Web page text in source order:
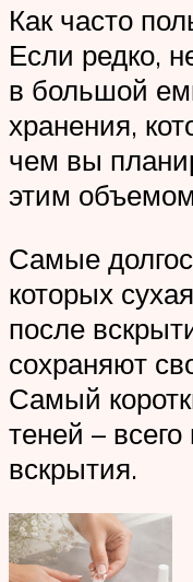
Как часто
Если редко,
в большой
хранения,
чем вы
этим
Самые
которых
после
сохраняют
Самый
теней –
вскрытия.